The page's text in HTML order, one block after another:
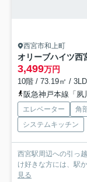
西宮市和上町
オリーブハイツ西
3,499万円
10階 / 73.19㎡ /
阪急神戸本線「夙
エレベーター 角
システムキッチン
西宮駅周辺への引っ
け好きな方には、駅
見る